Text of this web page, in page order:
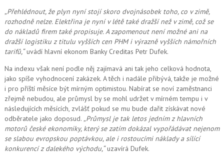
„Přehlédnout, že plyn nyní stojí skoro dvojnásobek toho, co v zimě,
rozhodně nelze. Elektřina je nyní v létě také dražší než v zimě, což se
do nákladů firem také propisuje. A zapomenout není možnéani na
dražší logistiku z titulu vyšších cen PHM i výrazně vyšších námořních
tarifů,“uvádí hlavní ekonom Banky Creditas Petr Dufek.
Na indexu však není podle něj zajímavá ani tak jeho celková hodnota,
jako spíše vyhodnocení zakázek. A těch i nadále přibývá, takže je možné
i pro příští měsíce být mírným optimistou. Nabírat se noví zaměstnanci
zřejmě nebudou, ale průmysl by se mohl udržet v mírném tempu i v
následujících měsících, zvlášť pokud se mu bude dařit získávat nové
odběratele jako doposud. „Průmysl je tak letos jedním z hlavních
motorů české ekonomiky, který se zatím dokázal vypořádávat nejenom
se slabou evropskou poptávkou, ale i rostoucími náklady a sílící
konkurencí z dalekého východu,“uzavírá Dufek.